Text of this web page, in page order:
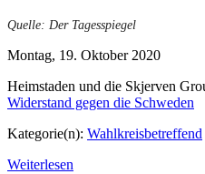
Quelle: Der Tagesspiegel
Montag, 19. Oktober 2020
Heimstaden und die Skjerven
Widerstand gegen die Schweden
Kategorie(n): Wahlkreisbetreffend
Weiterlesen